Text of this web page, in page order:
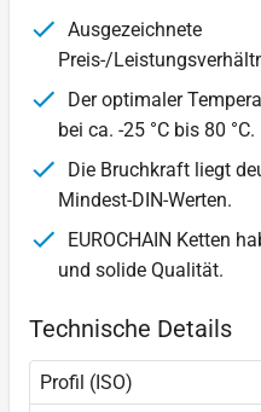
Ausgezeichnete
Preis-/
Der optimaler
bei ca. -25 °C bis 80 °C.
Die Bruchkraft liegt
Mindest-DIN-Werten.
EUROCHAIN Ketten
und solide Qualität.
Technische Details
Profil (ISO)